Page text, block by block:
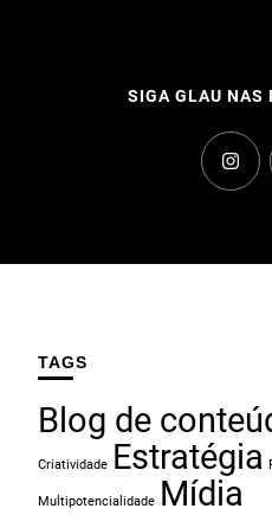
SIGA GLAU NAS
TAGS
Blog de
Criatividade Estratégia
Multipotencialidade Mídia